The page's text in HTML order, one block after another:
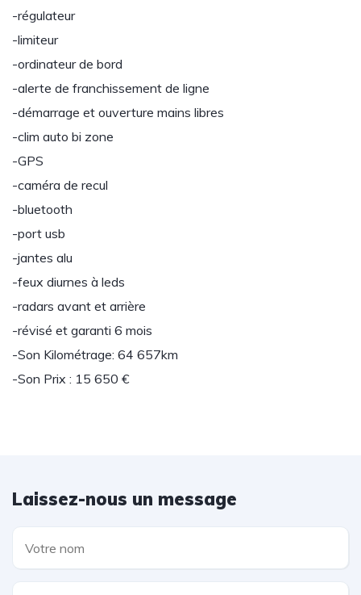
-régulateur
-limiteur
-ordinateur de bord
-alerte de franchissement de ligne
-démarrage et ouverture mains libres
-clim auto bi zone
-GPS
-caméra de recul
-bluetooth
-port usb
-jantes alu
-feux diurnes à leds
-radars avant et arrière
-révisé et garanti 6 mois
-Son Kilométrage: 64 657km
-Son Prix : 15 650 €
Laissez-nous un message